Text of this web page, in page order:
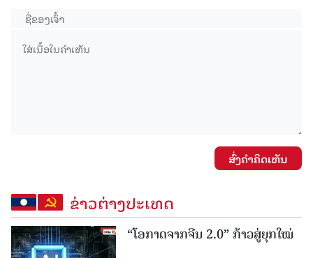
ສົ່ງຄໍາຄິດເຫັນ
ຂ່າວຕ່າງປະເທດ
“ໂອກາດຈາກຈີນ 2.0” ກ້າວສູ່ຍຸກໃໝ່